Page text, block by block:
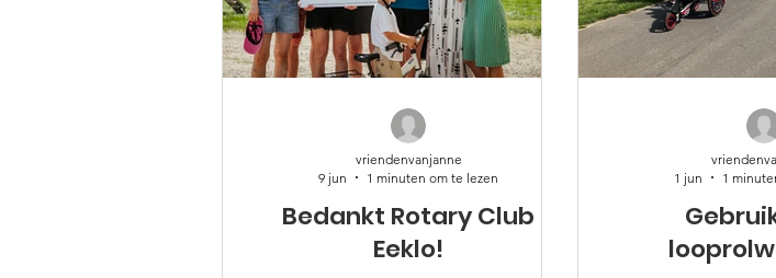
Bedankt Rotary Club
Eeklo!
vriendenvanjanne
9 jun
1 minuten om te lezen
1 jun
1